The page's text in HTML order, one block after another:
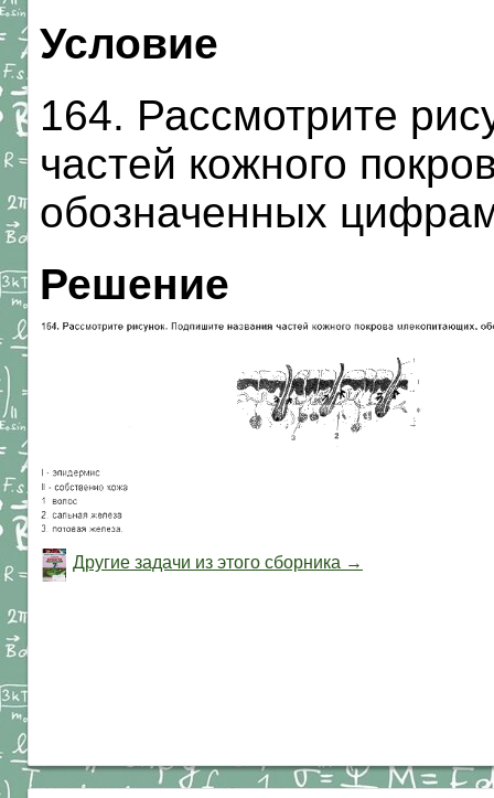
Условие
164. Рассмотрите
частей кожного
обозначенных
Решение
Другие задачи из этого сборника →